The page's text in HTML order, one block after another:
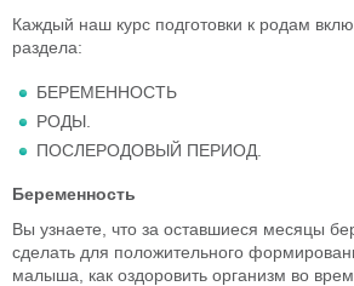
Каждый наш курс подготовки к родам
раздела:
БЕРЕМЕННОСТЬ
РОДЫ.
ПОСЛЕРОДОВЫЙ ПЕРИОД.
Беременность
Вы узнаете, что за оставшиеся месяцы
сделать для положительного
малыша, как оздоровить организм во